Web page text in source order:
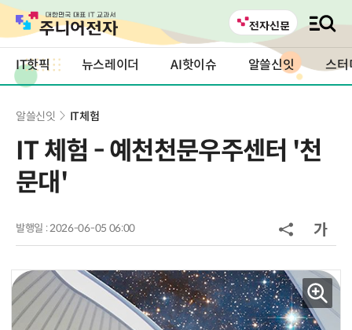
IT핫픽 뉴스레이더 AI핫이슈 알쓸신잇 스터
알쓸신잇 IT체험
IT 체험 - 예천천문우주센터 '천
문대'
발행일 : 2026-06-05 06:00